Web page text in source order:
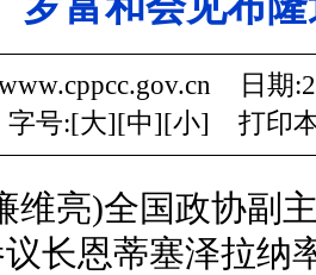
日期
字号:[大][中][小] 打印
亮)全国政协副
长恩蒂塞泽拉纳